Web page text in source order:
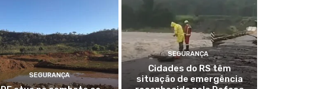
SEGURANÇA
SEGURANÇA
Cidades do RS têm
situação de emergência